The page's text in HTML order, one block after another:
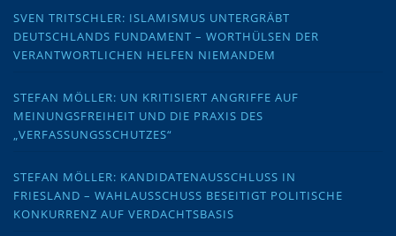
SVEN TRITSCHLER: ISLAMISMUS UNTERGRÄBT
DEUTSCHLANDS FUNDAMENT – WORTHÜLSEN DER
VERANTWORTLICHEN HELFEN NIEMANDEM
STEFAN MÖLLER: UN KRITISIERT ANGRIFFE AUF
MEINUNGSFREIHEIT UND DIE PRAXIS DES
„VERFASSUNGSSCHUTZES“
STEFAN MÖLLER: KANDIDATENAUSSCHLUSS IN
FRIESLAND – WAHLAUSSCHUSS BESEITIGT POLITISCHE
KONKURRENZ AUF VERDACHTSBASIS